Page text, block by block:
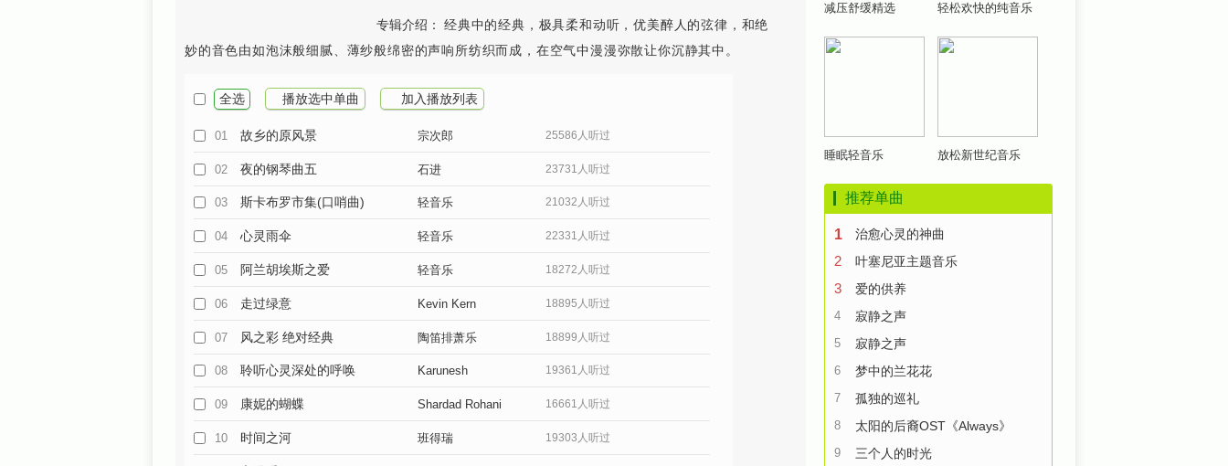
专辑介绍： 经典中的经典，极具柔和动听，优美醉人的弦律，和绝
妙的音色由如泡沫般细腻、薄纱般绵密的声响所纺织而成，在空气中漫漫弥散让你沉静其中。
全选 播放选中单曲 加入播放列表
01 故乡的原风景 宗次郎 25586人听过
02 夜的钢琴曲五 石进 23731人听过
03 斯卡布罗市集(口哨曲) 轻音乐 21032人听过
04 心灵雨伞 轻音乐 22331人听过
05 阿兰胡埃斯之爱 轻音乐 18272人听过
06 走过绿意 Kevin Kern 18895人听过
07 风之彩 绝对经典 陶笛排萧乐 18899人听过
08 聆听心灵深处的呼唤 Karunesh 19361人听过
09 康妮的蝴蝶 Shardad Rohani 16661人听过
10 时间之河 班得瑞 19303人听过
减压舒缓精选 轻松欢快的纯音乐
睡眠轻音乐 放松新世纪音乐
推荐单曲
1 治愈心灵的神曲
2 叶塞尼亚主题音乐
3 爱的供养
4 寂静之声
5 寂静之声
6 梦中的兰花花
7 孤独的巡礼
8 太阳的后裔OST《Always》
9 三个人的时光